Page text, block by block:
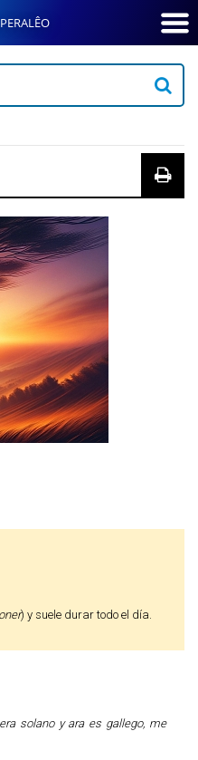
) y suele durar todo el día.
solano y ara es gallego, me